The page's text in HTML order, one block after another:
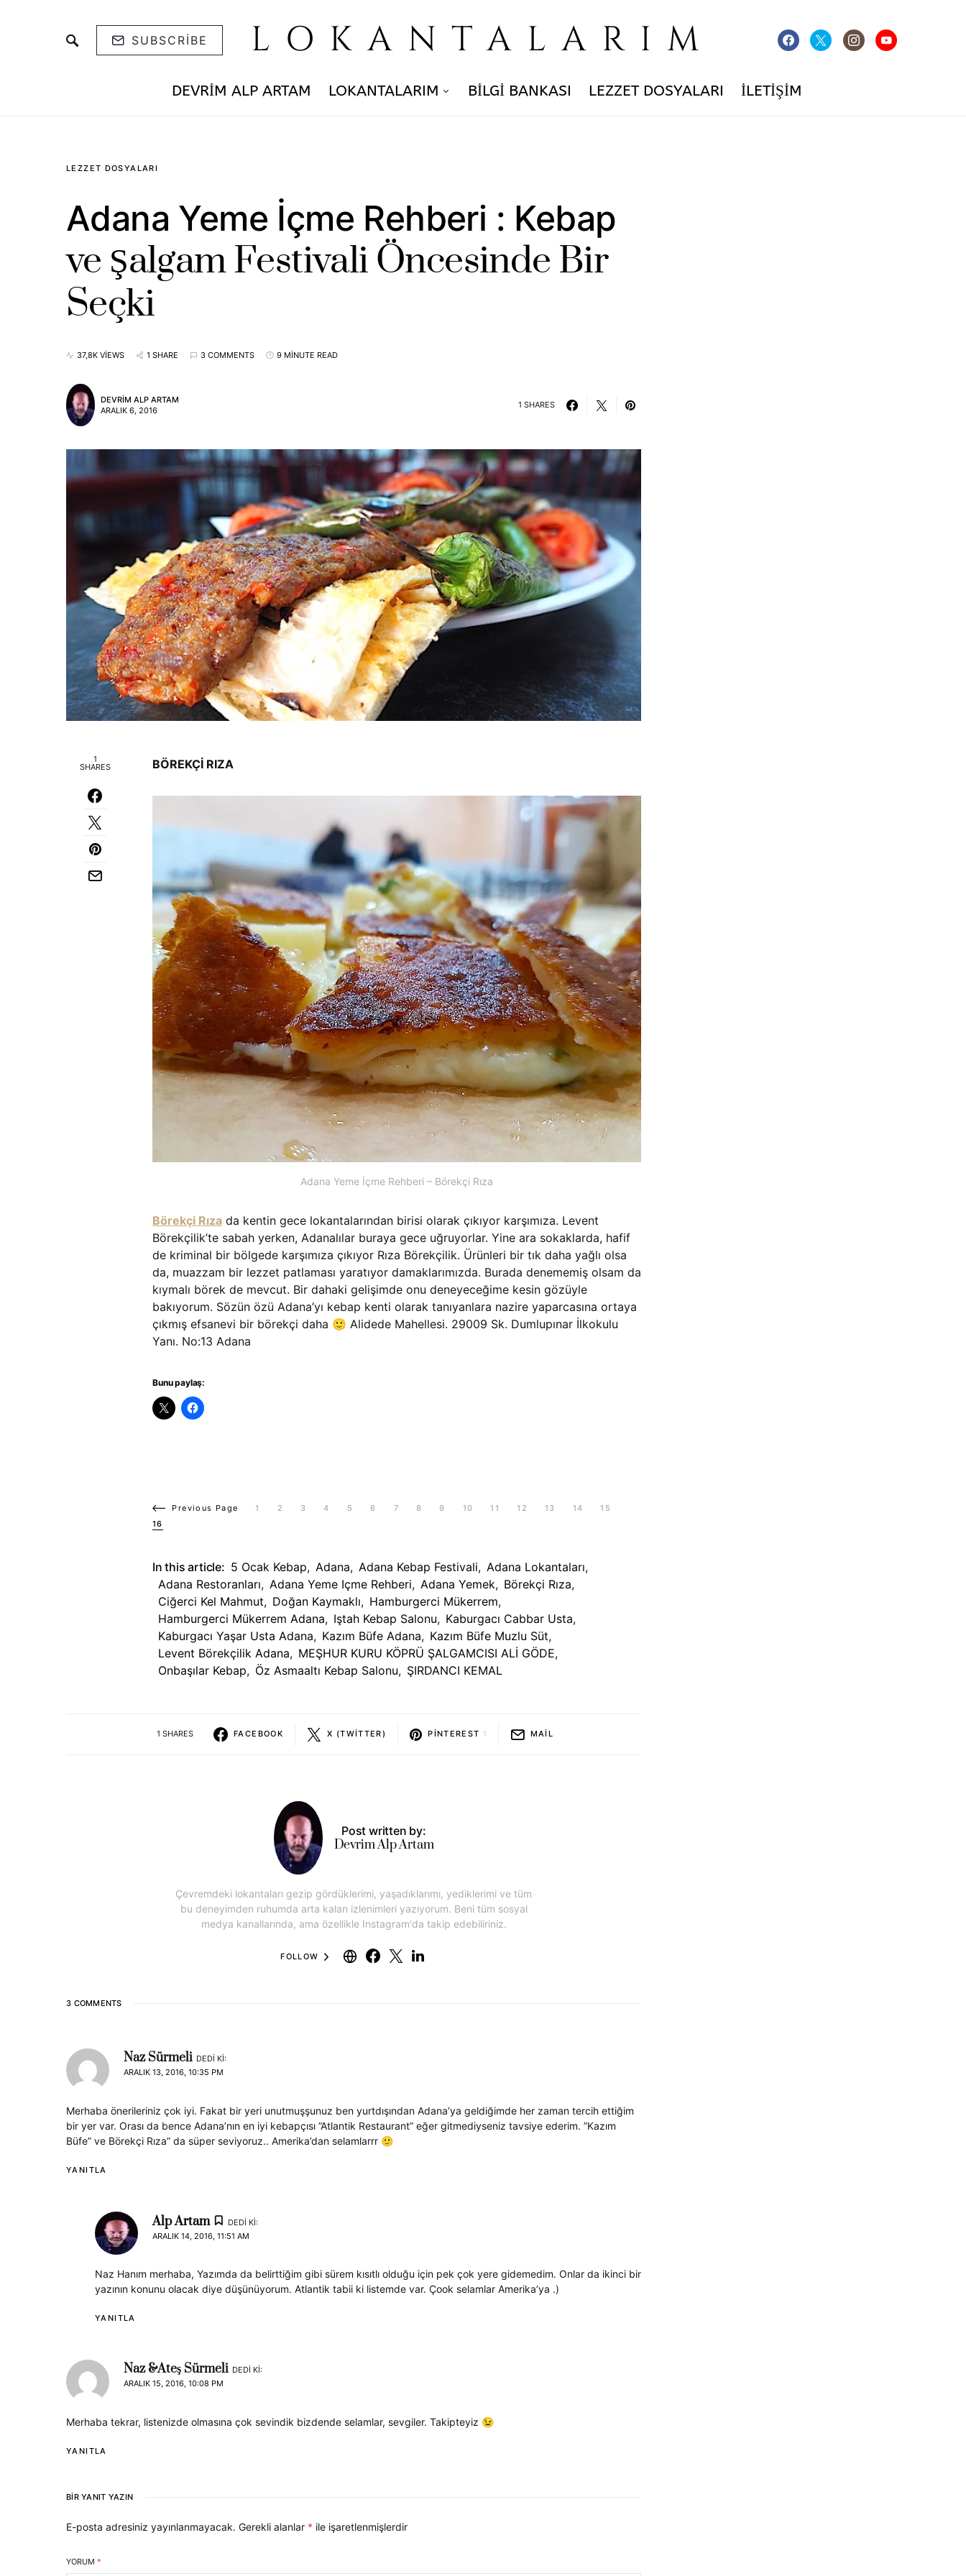
SUBSCRIBE LOKANTALARIM
DEVRIM ALP ARTAM LOKANTALARIM BILGI BANKASI LEZZET DOSYALARI İLETIŞIM
LEZZET DOSYALARI
Adana Yeme İçme Rehberi : Kebap
ve Şalgam Festivali Öncesinde Bir
Seçki
37,8K VIEWS 1 SHARE 3 COMMENTS 9 MINUTE READ
DEVRIM ALP ARTAM
ARALIK 6, 2016
1 SHARES
1
SHARES BÖREKÇİ RIZA
Adana Yeme İçme Rehberi – Börekçi Rıza
Börekçi Rıza da kentin gece lokantalarından birisi olarak çıkıyor karşımıza. Levent
Börekçilik’te sabah yerken, Adanalılar buraya gece uğruyorlar. Yine ara sokaklarda, hafif
de kriminal bir bölgede karşımıza çıkıyor Rıza Börekçilik. Ürünleri bir tık daha yağlı olsa
da, muazzam bir lezzet patlaması yaratıyor damaklarımızda. Burada denememiş olsam da
kıymalı börek de mevcut. Bir dahaki gelişimde onu deneyeceğime kesin gözüyle
bakıyorum. Sözün özü Adana’yı kebap kenti olarak tanıyanlara nazire yaparcasına ortaya
çıkmış efsanevi bir börekçi daha 🙂 Alidede Mahellesi. 29009 Sk. Dumlupınar İlkokulu
Yanı. No:13 Adana
Bunu paylaş:
Previous Page 1 2 3 4 5 6 7 8 9 10 11 12 13 14
15
16
In this article: 5 Ocak Kebap, Adana, Adana Kebap Festivali, Adana Lokantaları,
Adana Restoranları, Adana Yeme Içme Rehberi, Adana Yemek, Börekçi Rıza,
Ciğerci Kel Mahmut, Doğan Kaymaklı, Hamburgerci Mükerrem,
Hamburgerci Mükerrem Adana, Iştah Kebap Salonu, Kaburgacı Cabbar Usta,
Kaburgacı Yaşar Usta Adana, Kazım Büfe Adana, Kazım Büfe Muzlu Süt,
Levent Börekçilik Adana, MEŞHUR KURU KÖPRÜ ŞALGAMCISI ALİ GÖDE,
Onbaşılar Kebap, Öz Asmaaltı Kebap Salonu, ŞIRDANCI KEMAL
1 SHARES FACEBOOK X (TWITTER) PINTEREST 1 MAIL
Post written by:
Devrim Alp Artam
Çevremdeki lokantaları gezip gördüklerimi, yaşadıklarımı, yediklerimi ve tüm
bu deneyimden ruhumda arta kalan izlenimleri yazıyorum. Beni tüm sosyal
medya kanallarında, ama özellikle Instagram'da takip edebiliriniz.
FOLLOW
3 COMMENTS
Naz Sürmeli DEDI KI:
ARALIK 13, 2016, 10:35 PM
Merhaba önerileriniz çok iyi. Fakat bir yeri unutmuşşunuz ben yurtdışından Adana’ya geldiğimde her zaman tercih ettiğim
bir yer var. Orası da bence Adana’nın en iyi kebapçısı ”Atlantik Restaurant” eğer gitmediyseniz tavsiye ederim. ”Kazım
Büfe” ve Börekçi Rıza” da süper seviyoruz.. Amerika’dan selamlarrr 🙂
YANITLA
Alp Artam
DEDI KI:
ARALIK 14, 2016, 11:51 AM
Naz Hanım merhaba, Yazımda da belirttiğim gibi sürem kısıtlı olduğu için pek çok yere gidemedim. Onlar da ikinci bir
yazının konunu olacak diye düşünüyorum. Atlantik tabii ki listemde var. Çook selamlar Amerika’ya .)
YANITLA
Naz &Ateş Sürmeli DEDI KI:
ARALIK 15, 2016, 10:08 PM
Merhaba tekrar, listenizde olmasına çok sevindik bizdende selamlar, sevgiler. Takipteyiz 😉
YANITLA
BIR YANIT YAZIN
E-posta adresiniz yayınlanmayacak. Gerekli alanlar * ile işaretlenmişlerdir
YORUM *